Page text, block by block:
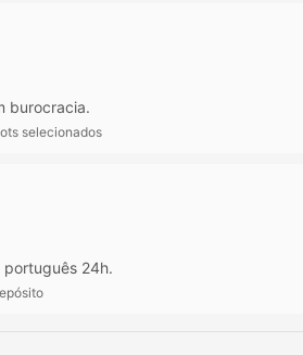
burocracia.
selecionados
24h.